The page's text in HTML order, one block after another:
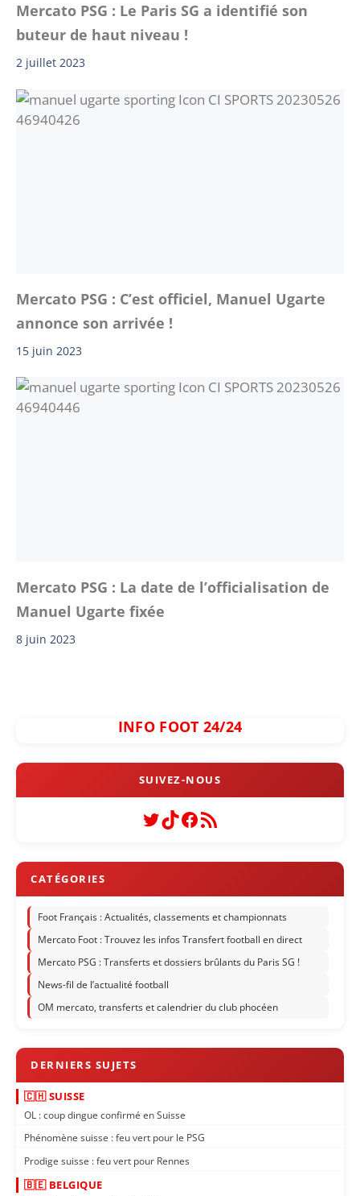
Mercato PSG : Le Paris SG a identifié son
buteur de haut niveau !
2 juillet 2023
Mercato PSG : C’est officiel, Manuel Ugarte
annonce son arrivée !
15 juin 2023
Mercato PSG : La date de l’officialisation de
Manuel Ugarte fixée
8 juin 2023
INFO FOOT 24/24
Twitter
TikTok
Facebook
Flux RSS
Foot Français : Actualités, classements et championnats
Mercato Foot : Trouvez les infos Transfert football en direct
Mercato PSG : Transferts et dossiers brûlants du Paris SG !
News-fil de l’actualité football
OM mercato, transferts et calendrier du club phocéen
🇨🇭 SUISSE
OL : coup dingue confirmé en Suisse
Phénomène suisse : feu vert pour le PSG
Prodige suisse : feu vert pour Rennes
🇧🇪 BELGIQUE